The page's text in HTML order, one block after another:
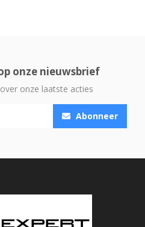
onze nieuwsbrief
onze laatste acties
Abonneer